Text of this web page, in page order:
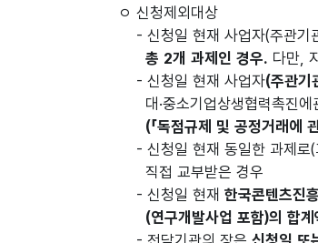
ㅇ 신청제외대상
- 신청일 현재 사업자(주관기
총 2개 과제인 경우. 다만,
- 신청일 현재 사업자(주관기
대·중소기업상생협력촉진에
(「독점규제 및 공정거래에
- 신청일 현재 동일한 과제로(
직접 교부받은 경우
- 신청일 현재한국콘텐츠진
(연구개발사업 포함)의 합